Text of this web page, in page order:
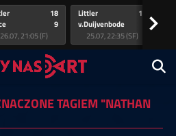
18
9
26.07, 21:05 (F)
Littler
v.Duijvenbode
17
25.07, 22:35 (SF)
>
TAGIEM "NATHAN